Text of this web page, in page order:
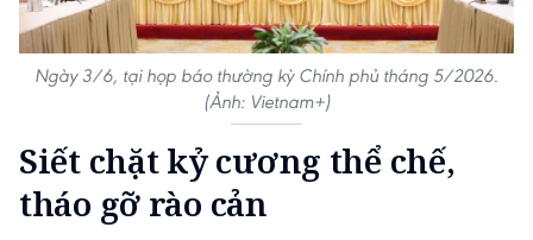
Ngày 3/6, tại họp báo thường kỳ Chính phủ tháng 5/2026.
(Ảnh: Vietnam+)
Siết chặt kỷ cương thể chế,
tháo gỡ rào cản